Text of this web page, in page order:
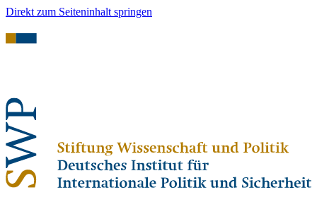
Direkt zum Seiteninhalt springen